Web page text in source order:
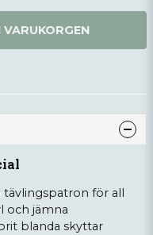
VARUKORGEN
för all
och jämna
blanda skyttar